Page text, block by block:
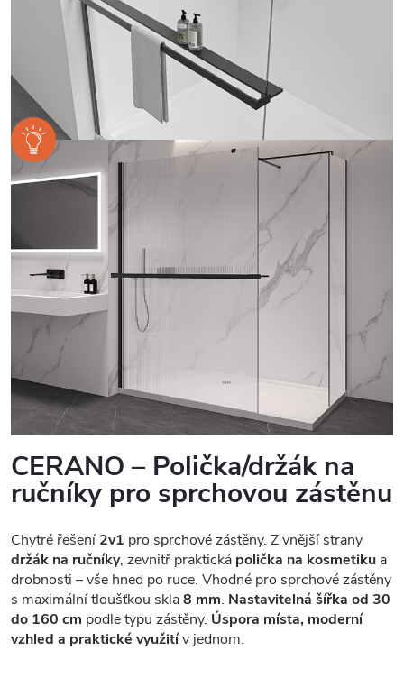
CERANO – Polička/držák na
ručníky pro sprchovou zástěnu
Chytré řešení2v1 pro sprchové zástěny. Z vnější strany
držák na ručníky, zevnitř praktická polička na kosmetiku a
drobnosti – vše hned po ruce. Vhodné pro sprchové zástěny
s maximální tloušťkou skla8 mm. Nastavitelná šířka od 30
do 160 cm podle typu zástěny. Úspora místa, moderní
vzhled a praktické využitív jednom.